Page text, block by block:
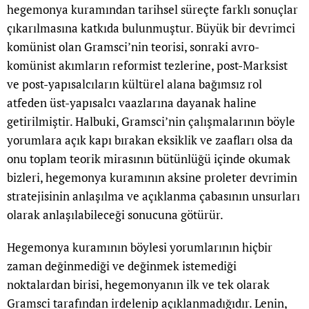
hegemonya kuramından tarihsel süreçte farklı sonuçlar
çıkarılmasına katkıda bulunmuştur. Büyük bir devrimci
komünist olan Gramsci’nin teorisi, sonraki avro-
komünist akımların reformist tezlerine, post-Marksist
ve post-yapısalcıların kültürel alana bağımsız rol
atfeden üst-yapısalcı vaazlarına dayanak haline
getirilmiştir. Halbuki, Gramsci’nin çalışmalarının böyle
yorumlara açık kapı bırakan eksiklik ve zaafları olsa da
onu toplam teorik mirasının bütünlüğü içinde okumak
bizleri, hegemonya kuramının aksine proleter devrimin
stratejisinin anlaşılma ve açıklanma çabasının unsurları
olarak anlaşılabileceği sonucuna götürür.
Hegemonya kuramının böylesi yorumlarının hiçbir
zaman değinmediği ve değinmek istemediği
noktalardan birisi, hegemonyanın ilk ve tek olarak
Gramsci tarafından irdelenip açıklanmadığıdır. Lenin,